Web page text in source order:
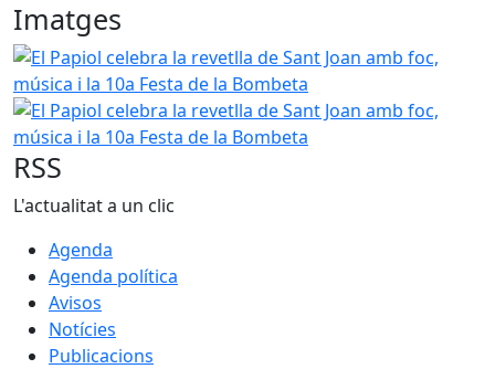
Imatges
El Papiol celebra la revetlla de Sant Joan amb foc, música
El Papiol celebra la revetlla de Sant Joan amb foc, música
RSS
L'actualitat a un clic
Agenda
Agenda política
Avisos
Notícies
Publicacions